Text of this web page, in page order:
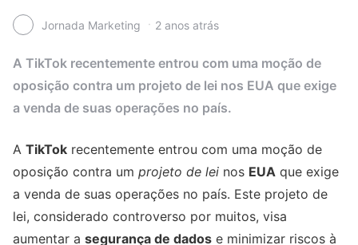
Jornada Marketing 2 anos atrás
A TikTok recentemente entrou com uma moção de
oposição contra um projeto de lei nos EUA que exige
a venda de suas operações no país.
A TikTok recentemente entrou com uma moção de
oposição contra um projeto de lei nos EUA que exige
a venda de suas operações no país. Este projeto de
lei, considerado controverso por muitos, visa
aumentar a segurança de dados e minimizar riscos à